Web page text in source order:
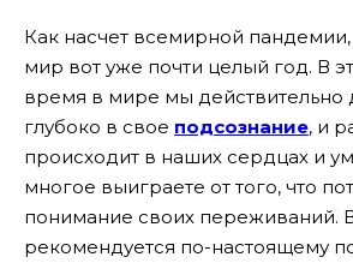
Как насчет всемирной
мир вот уже почти целый год. В
время в мире мы действительно
глубоко в свое подсознание, и
происходит в наших сердцах и
многое выиграете от того, что
понимание своих переживаний.
рекомендуется по-настоящему